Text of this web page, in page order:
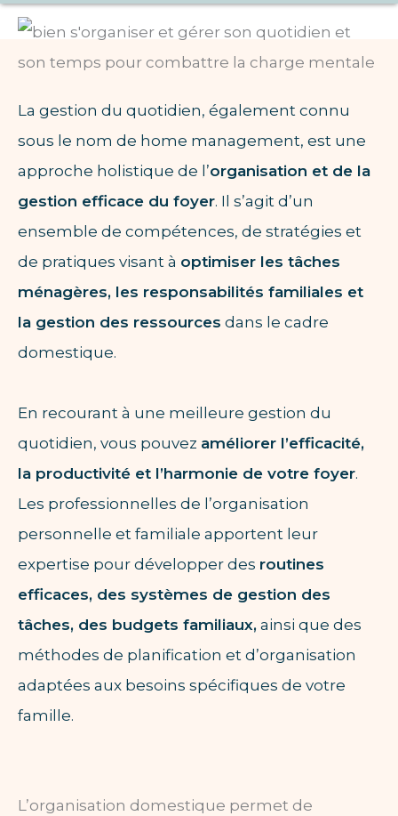
La gestion du quotidien, également connu
sous le nom de home management, est une
approche holistique de l’organisation et de la
gestion efficace du foyer. Il s’agit d’un
ensemble de compétences, de stratégies et
de pratiques visant à optimiser les tâches
ménagères, les responsabilités familiales et
la gestion des ressources dans le cadre
domestique.
En recourant à une meilleure gestion du
quotidien, vous pouvez améliorer l’efficacité,
la productivité et l’harmonie de votre foyer.
Les professionnelles de l’organisation
personnelle et familiale apportent leur
expertise pour développer des routines
efficaces, des systèmes de gestion des
tâches, des budgets familiaux, ainsi que des
méthodes de planification et d’organisation
adaptées aux besoins spécifiques de votre
famille.
L’organisation domestique permet de